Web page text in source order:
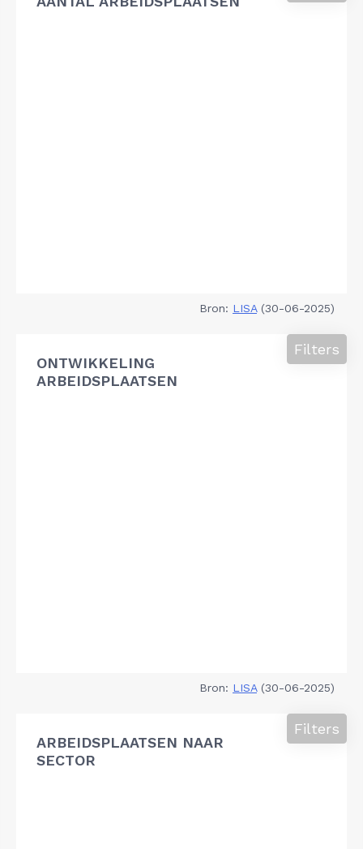
Bron: LISA(30-06-2025)
ONTWIKKELING
ARBEIDSPLAATSEN
Filters
Bron: LISA(30-06-2025)
ARBEIDSPLAATSEN NAAR
SECTOR
Filters